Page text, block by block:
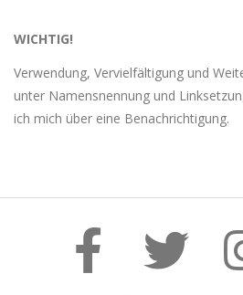
WICHTIG!
Verwendung, Vervielfältigung und
unter Namensnennung und
ich mich über eine Benachrichtigung.